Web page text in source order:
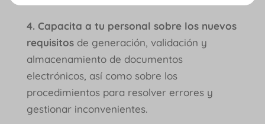
4. Capacita a tu personal sobre los nuevos
requisitos de generación, validación y
almacenamiento de documentos
electrónicos, así como sobre los
procedimientos para resolver errores y
gestionar inconvenientes.